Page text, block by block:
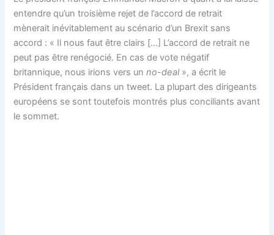
entendre qu’un troisième rejet de l’accord de retrait
mènerait inévitablement au scénario d’un Brexit sans
accord : « Il nous faut être clairs […] L’accord de retrait ne
peut pas être renégocié. En cas de vote négatif
britannique, nous irions vers unno-deal», a écrit le
Président français dans un tweet. La plupart des dirigeants
européens se sont toutefois montrés plus conciliants avant
le sommet.